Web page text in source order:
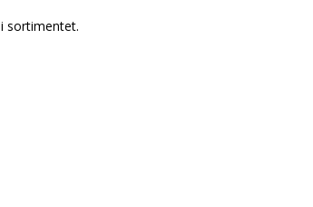
sortimentet.